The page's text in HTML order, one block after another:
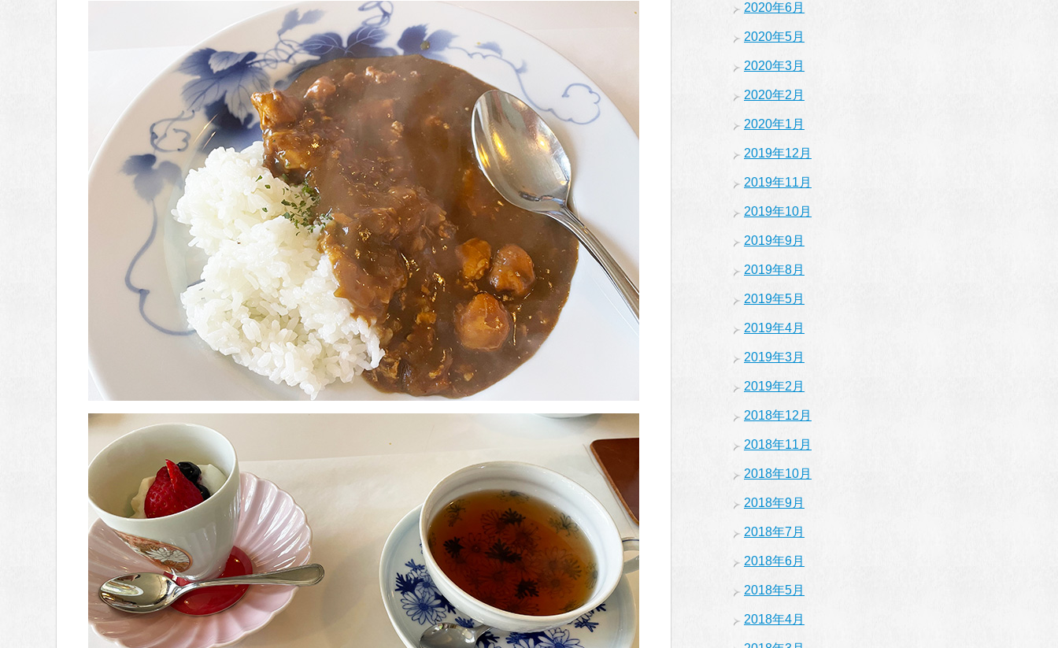
2020年6月
2020年5月
2020年3月
2020年2月
2020年1月
2019年12月
2019年11月
2019年10月
2019年9月
2019年8月
2019年5月
2019年4月
2019年3月
2019年2月
2018年12月
2018年11月
2018年10月
2018年9月
2018年7月
2018年6月
2018年5月
2018年4月